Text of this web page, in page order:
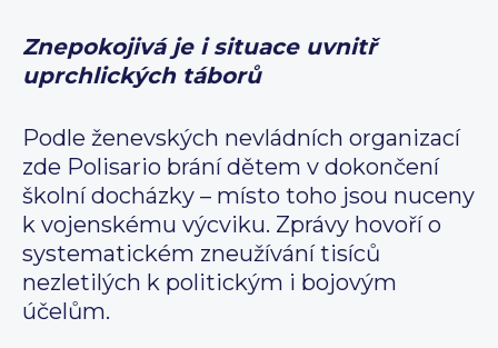
Znepokojivá je i situace uvnitř
uprchlických táborů
Podle ženevských nevládních organizací
zde Polisario brání dětem v dokončení
školní docházky – místo toho jsou nuceny
k vojenskému výcviku. Zprávy hovoří o
systematickém zneužívání tisíců
nezletilých k politickým i bojovým
účelům.